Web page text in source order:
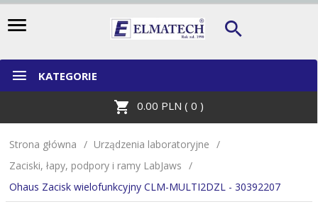
KATEGORIE
0.00 PLN ( 0 )
Strona główna
Urządzenia laboratoryjne
Zaciski, łapy, podpory i ramy LabJaws
Ohaus Zacisk wielofunkcyjny CLM-MULTI2DZL - 30392207